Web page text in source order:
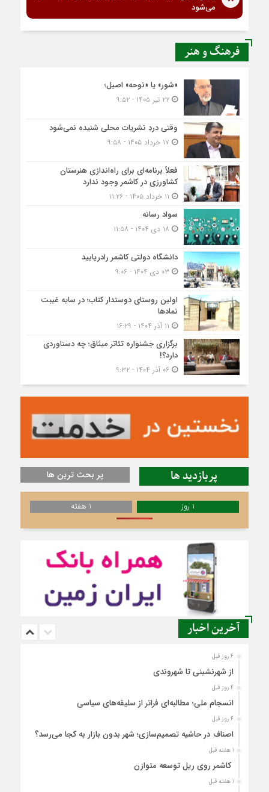
می‌شود
فرهنگ و هنر
«شور» یا «نوحه» اصیل؛
۲۲ تیر ۱۴۰۵ - ۹:۵۲
وقتی دردِ نشریات محلی شنیده نمی‌شود
فعلاً برنامه‌ای برای راه‌اندازی هنرستان
کشاورزی در کاشمر وجود ندارد
سواد رسانه
دانشگاه دولتی کاشمر‌ رادریابید
اولین روستای دوستدار کتاب؛ در سایه غیبت
نمادها
برگزاری جشنواره تئاتر میثاق؛ چه دستاوردی
دارد؟!
۰۶ آذر ۱۴۰۴ - ۹:۳۲
پربازدید ها پر بحث ترین ها
1 روز 1 هفته
آخرین اخبار
4 روز قبل
از شهرنشینی تا شهروندی
4 روز قبل
انسجام ملی؛ مطالبه‌ای فراتر از سلیقه‌های سیاسی
4 روز قبل
اصناف در حاشیه تصمیم‌سازی؛ شهر بدون بازار به کجا می‌رسد؟
1 هفته قبل
کاشمر روی ریل توسعه متوازن
1 هفته قبل